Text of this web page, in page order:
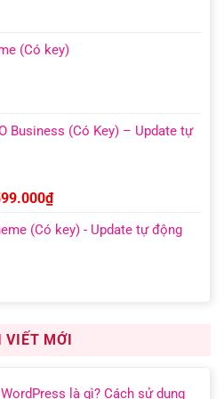
(Có key)
Business (Có Key) – Update tự
₫Khoảng
từ
(Có key) - Update tự động
VIẾT MỚI
là gì? Cách sử dụng